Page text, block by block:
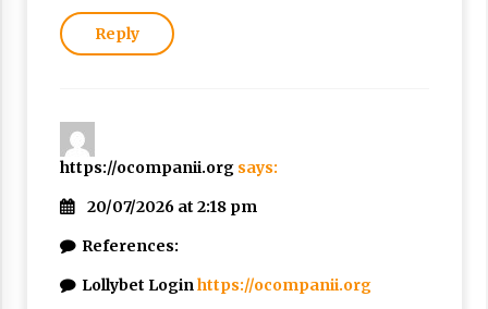
Reply
https://ocompanii.org says:
20/07/2026 at 2:18 pm
References:
Lollybet Loginhttps://ocompanii.org